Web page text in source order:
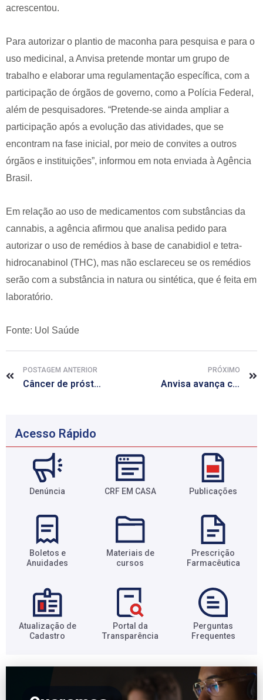
acrescentou.
Para autorizar o plantio de maconha para pesquisa e para o
uso medicinal, a Anvisa pretende montar um grupo de
trabalho e elaborar uma regulamentação específica, com a
participação de órgãos de governo, como a Polícia Federal,
além de pesquisadores. “Pretende-se ainda ampliar a
participação após a evolução das atividades, que se
encontram na fase inicial, por meio de convites a outros
órgãos e instituições”, informou em nota enviada à Agência
Brasil.
Em relação ao uso de medicamentos com substâncias da
cannabis, a agência afirmou que analisa pedido para
autorizar o uso de remédios à base de canabidiol e tetra-
hidrocanabinol (THC), mas não esclareceu se os remédios
serão com a substância in natura ou sintética, que é feita em
laboratório.
Fonte: Uol Saúde
POSTAGEM ANTERIOR
Câncer de próstata representa 70% dos diagnósticos da doença em homens
PRÓXIMO
Anvisa avança com a implementação da nova Resolução de ensaios clínicos para medicamentos
Acesso Rápido
Denúncia CRF EM CASA Publicações
Boletos e
Anuidades​
Materiais de
cursos​
Prescrição
Farmacêutica​
Atualização de
Cadastro​
Portal da
Transparência​
Perguntas
Frequentes​